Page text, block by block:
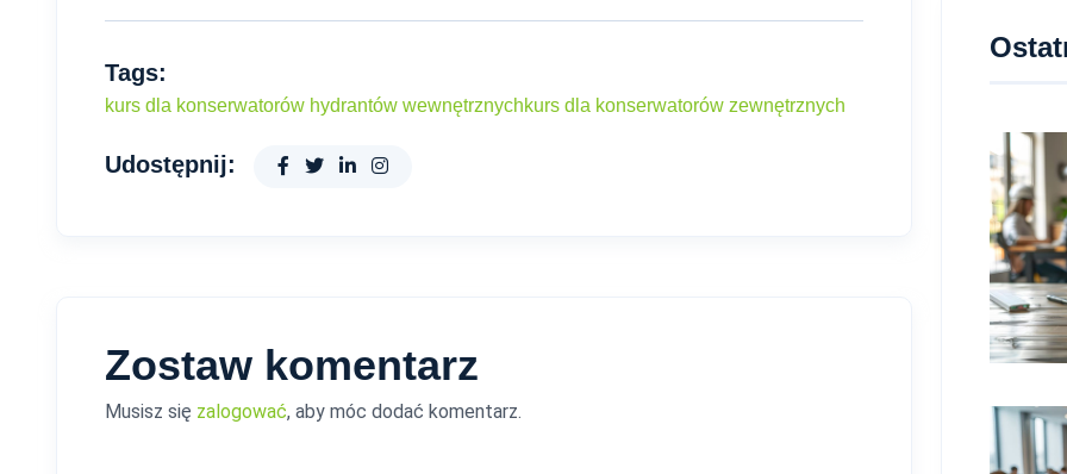
Tags:
kurs dla konserwatorów hydrantów wewnętrznychkurs dla konserwatorów zewnętrznych
Udostępnij:
Zostaw komentarz
Musisz się zalogować, aby móc dodać komentarz.